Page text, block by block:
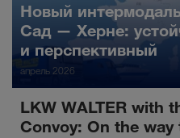
Новый
Сад — Херне:
и перспективный
апрель 2026
LKW WALTER with
Convoy: On the